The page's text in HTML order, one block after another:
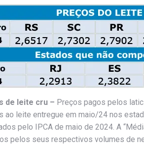
de leite cru – Preços pagos pelos
ao leite entregue em maio/24 nos
pelo IPCA de maio de 2024. A
pelos seus respectivos volumes de